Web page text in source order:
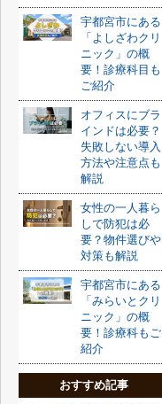
宇都宮市にある
「よしざわクリ
ニック」の概
要！診療科目も
ご紹介
オフィスにブラ
インドは必要？
失敗しない導入
方法や注意点も
解説
女性の一人暮ら
しで防犯は必
要？物件選びや
対策も解説
宇都宮市にある
「みらいとクリ
ニック」の概
要！診療科もご
紹介
おすすめ記事